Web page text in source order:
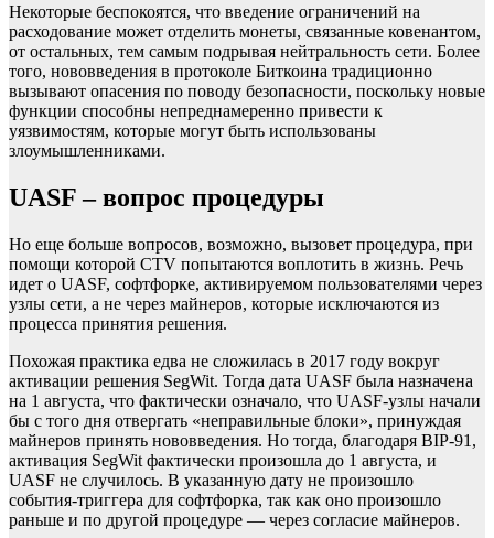
Некоторые беспокоятся, что введение ограничений на
расходование может отделить монеты, связанные ковенантом,
от остальных, тем самым подрывая нейтральность сети. Более
того, нововведения в протоколе Биткоина традиционно
вызывают опасения по поводу безопасности, поскольку новые
функции способны непреднамеренно привести к
уязвимостям, которые могут быть использованы
злоумышленниками.
UASF – вопрос процедуры
Но еще больше вопросов, возможно, вызовет процедура, при
помощи которой CTV попытаются воплотить в жизнь. Речь
идет о UASF, софтфорке, активируемом пользователями через
узлы сети, а не через майнеров, которые исключаются из
процесса принятия решения.
Похожая практика едва не сложилась в 2017 году вокруг
активации решения SegWit. Тогда дата UASF была назначена
на 1 августа, что фактически означало, что UASF-узлы начали
бы с того дня отвергать «неправильные блоки», принуждая
майнеров принять нововведения. Но тогда, благодаря BIP-91,
активация SegWit фактически произошла до 1 августа, и
UASF не случилось. В указанную дату не произошло
события-триггера для софтфорка, так как оно произошло
раньше и по другой процедуре — через согласие майнеров.